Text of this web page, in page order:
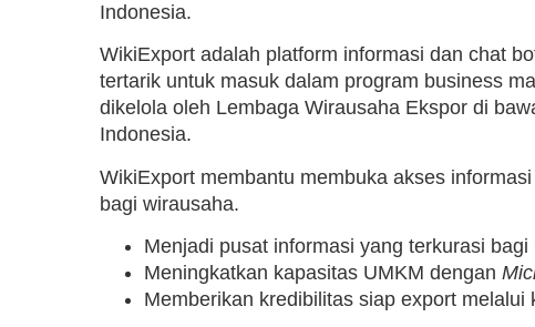
Indonesia.
WikiExport adalah platform informasi dan chat
tertarik untuk masuk dalam program business
dikelola oleh Lembaga Wirausaha Ekspor di
Indonesia.
WikiExport membantu membuka akses
bagi wirausaha.
Menjadi pusat informasi yang terkurasi
Meningkatkan kapasitas UMKM dengan
Memberikan kredibilitas siap export melalui